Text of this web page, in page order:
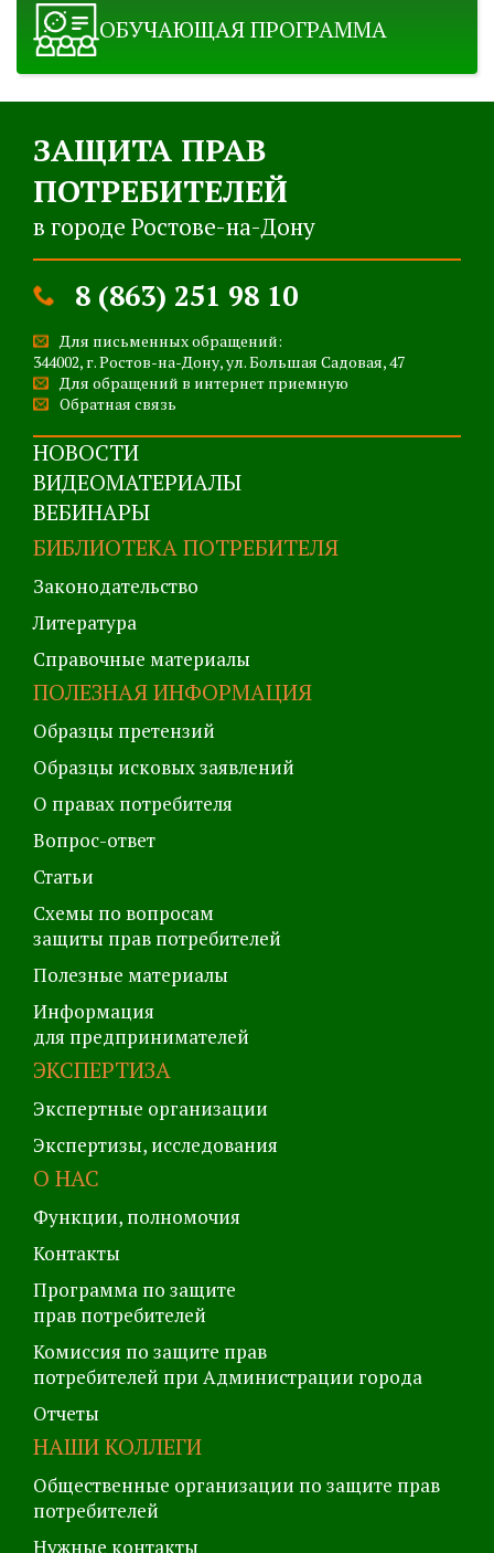
ОБУЧАЮЩАЯ ПРОГРАММА
ЗАЩИТА ПРАВ
ПОТРЕБИТЕЛЕЙ
в городе Ростове-на-Дону
8 (863) 251 98 10
Для письменных обращений:
344002, г. Ростов-на-Дону, ул. Большая Садовая, 47
Для обращений в интернет приемную
Обратная связь
НОВОСТИ
ВИДЕОМАТЕРИАЛЫ
ВЕБИНАРЫ
БИБЛИОТЕКА ПОТРЕБИТЕЛЯ
Законодательство
Литература
Справочные материалы
ПОЛЕЗНАЯ ИНФОРМАЦИЯ
Образцы претензий
Образцы исковых заявлений
О правах потребителя
Вопрос-ответ
Статьи
Схемы по вопросам
защиты прав потребителей
Полезные материалы
Информация
для предпринимателей
ЭКСПЕРТИЗА
Экспертные организации
Экспертизы, исследования
О НАС
Функции, полномочия
Контакты
Программа по защите
прав потребителей
Комиссия по защите прав
потребителей при Администрации города
Отчеты
НАШИ КОЛЛЕГИ
Общественные организации по защите прав
потребителей
Нужные контакты